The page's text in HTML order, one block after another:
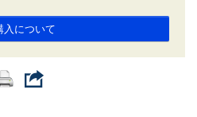
入について